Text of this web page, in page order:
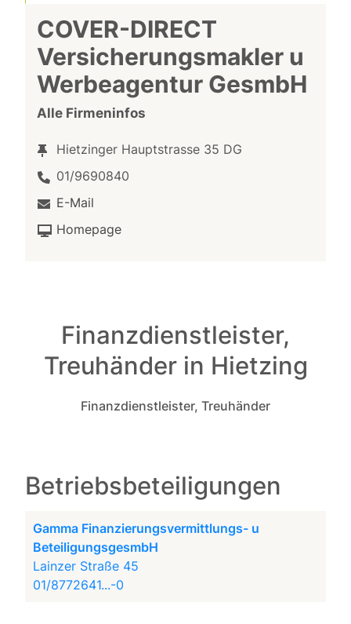
COVER-DIRECT
Versicherungsmakler u
Werbeagentur GesmbH
Alle Firmeninfos
Hietzinger Hauptstrasse 35 DG
01/9690840
E-Mail
Homepage
Finanzdienstleister,
Treuhänder in Hietzing
Finanzdienstleister, Treuhänder
Betriebsbeteiligungen
Gamma Finanzierungsvermittlungs- u
BeteiligungsgesmbH
Lainzer Straße 45
01/8772641...-0